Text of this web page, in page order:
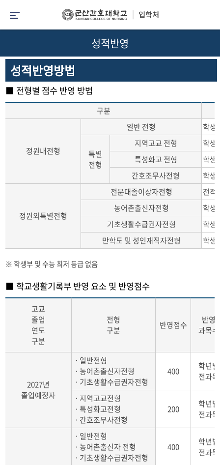
성적반영
성적반영방법
■ 전형별 점수 반영 방법
구분
정원내전형
일반 전형 학생
특별
전형
지역고교 전형
학생
특성화고 전형
학생
간호조무사전형
학생
정원외특별전형
전문대졸이상자전형
전적
농어촌출신자전형
학생
기초생활수급권자전형
학생
만학도 및 성인재직자전형
학생
※ 학생부 및 수능 최저 등급 없음
■ 학교생활기록부 반영 요소 및 반영점수
고교
졸업
연도
구분
전형
구분
반영점수
반영
과목수
2027년
졸업예정자
ㆍ일반전형
ㆍ농어촌출신자전형
ㆍ기초생활수급권자전형
400
학년별
전과목
ㆍ지역고교전형
ㆍ특성화고전형
ㆍ간호조무사전형
200
학년별
전과목
ㆍ일반전형
ㆍ농어촌출신자 전형
ㆍ기초생활수급권자전형
400
학년별
전과목